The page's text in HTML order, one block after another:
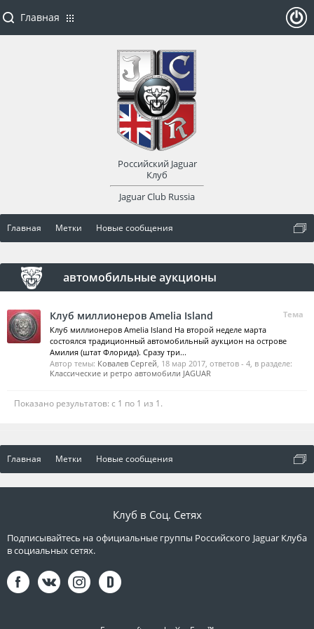
Главная Метки Новые сообщения
автомобильные аукционы
Тема
Клуб миллионеров Amelia Island
Клуб миллионеров Amelia Island На второй неделе марта
состоялся традиционный автомобильный аукцион на острове
Амилия (штат Флорида). Сразу три...
Автор темы: Ковалев Сергей, 18 мар 2017, ответов - 4, в разделе:
Классические и ретро автомобили JAGUAR
Показано результатов: с 1 по 1 из 1.
Главная Метки Новые сообщения
Главная
Российский Jaguar
Клуб
Jaguar Club Russia
оват
Клуб в Соц. Сетях
Подписывайтесь на официальные группы Российского Jaguar Клуба
в социальных сетях.